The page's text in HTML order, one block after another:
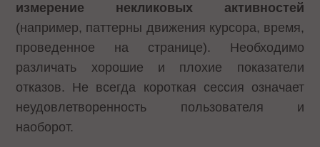
измерение некликовых активностей
(например, паттерны движения курсора, время,
проведенное на странице). Необходимо
различать хорошие и плохие показатели
отказов. Не всегда короткая сессия означает
неудовлетворенность пользователя и
наоборот.